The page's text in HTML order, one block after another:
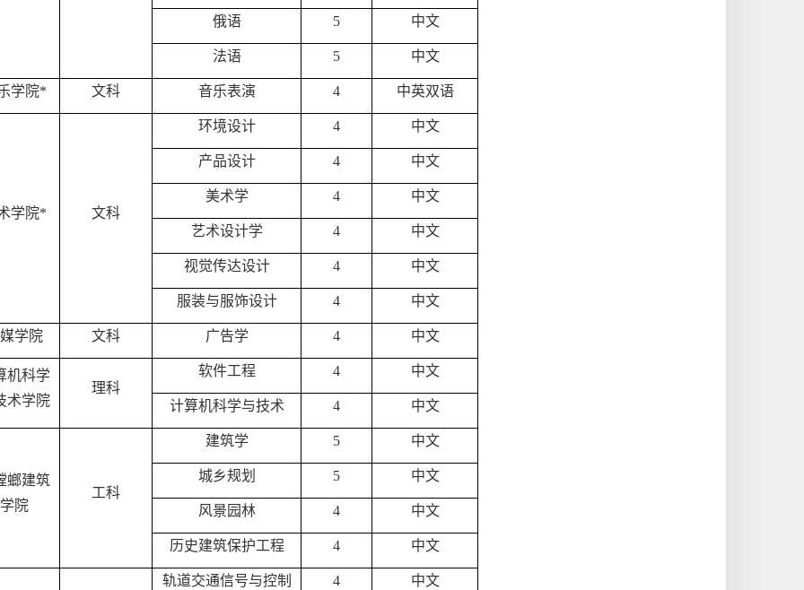
俄语 5 中文
法语 5 中文
学院* 文科 音乐表演 4 中英双语
学院* 文科
环境设计 4 中文
产品设计 4 中文
美术学 4 中文
艺术设计学 4 中文
视觉传达设计 4 中文
服装与服饰设计 4 中文
学院 文科 广告学 4 中文
机科学
术学院
理科
软件工程 4 中文
计算机科学与技术 4 中文
螂建筑
学院
工科
建筑学 5 中文
城乡规划 5 中文
风景园林 4 中文
历史建筑保护工程 4 中文
轨道交通信号与控制 4 中文